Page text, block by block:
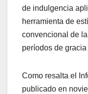
de indulgencia
herramienta de
convencional de
períodos de
Como resalta el
publicado en